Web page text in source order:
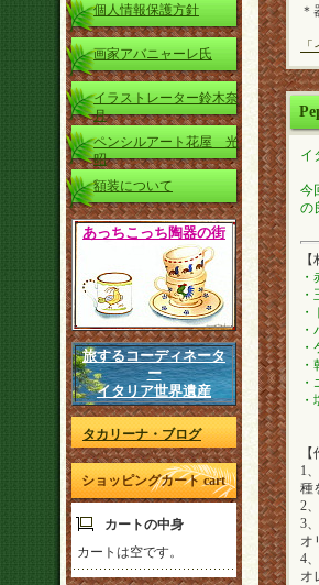
個人情報保護方針
画家アバニャーレ氏
イラストレーター鈴木奈
月
ペンシルアート花屋 光
昭
額装について
あっちこっち陶器の街
旅するコーディネータ
ー
イタリア世界遺産
タカリーナ・ブログ
ショッピングカート cart
カートの中身
カートは空です。
＊
イ
今
の
1
種
2
3
オ
4
オ